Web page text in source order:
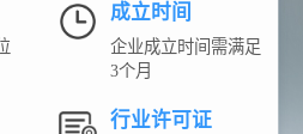
成立时间
企业成立时间需满足
3个月
行业许可证